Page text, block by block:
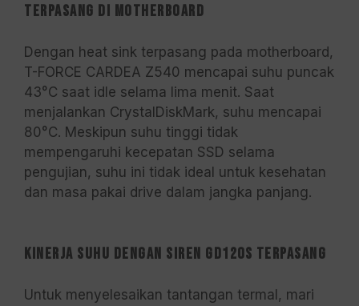
Terpasang di Motherboard
Dengan heat sink terpasang pada motherboard,
T-FORCE CARDEA Z540 mencapai suhu puncak
43°C saat idle selama lima menit. Saat
menjalankan CrystalDiskMark, suhu mencapai
80°C. Meskipun suhu tinggi tidak
mempengaruhi kecepatan SSD selama
pengujian, suhu ini tidak ideal untuk kesehatan
dan masa pakai drive dalam jangka panjang.
Kinerja Suhu dengan SIREN GD120S Terpasang
Untuk menyelesaikan tantangan termal, mari